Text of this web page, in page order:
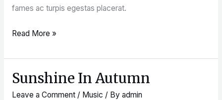
fames ac turpis egestas placerat.
Read More »
Sunshine In Autumn
Leave a Comment / Music / By admin
Sunshine
In